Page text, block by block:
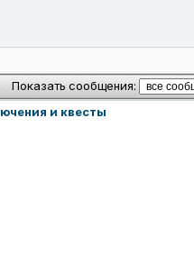
Показать сообщения:
и квесты